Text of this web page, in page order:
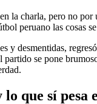
la charla, pero no por
peruano las cosas
y desmentidas,
partido se pone
lo que sí pesa